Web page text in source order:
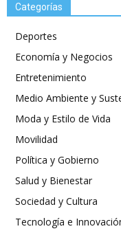
Categorías
Deportes
Economía y Negocios
Entretenimiento
Medio Ambiente y
Moda y Estilo de Vida
Movilidad
Política y Gobierno
Salud y Bienestar
Sociedad y Cultura
Tecnología e